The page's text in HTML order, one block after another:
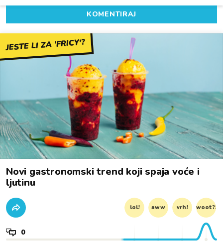
KOMENTIRAJ
JESTE LI ZA 'FRICY'?
Novi gastronomski trend koji spaja voće i
ljutinu
lol! aww vrh! woot?!
0